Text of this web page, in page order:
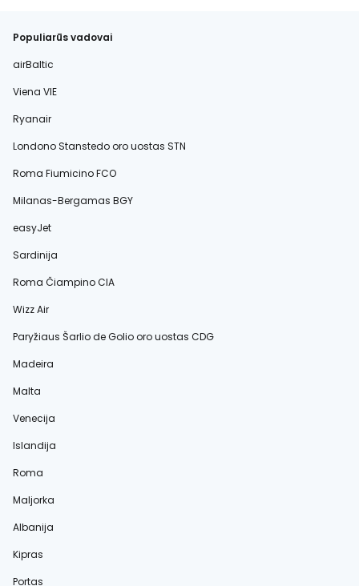
Populiarūs vadovai
airBaltic
Viena VIE
Ryanair
Londono Stanstedo oro uostas STN
Roma Fiumicino FCO
Milanas-Bergamas BGY
easyJet
Sardinija
Roma Čiampino CIA
Wizz Air
Paryžiaus Šarlio de Golio oro uostas CDG
Madeira
Malta
Venecija
Islandija
Roma
Maljorka
Albanija
Kipras
Portas